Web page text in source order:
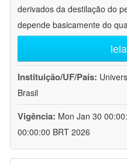
derivados da destilação do
depende basicamente do
Instituição/UF/País:
Brasil
Vigência: Mon Jan 30
00:00:00 BRT 2026